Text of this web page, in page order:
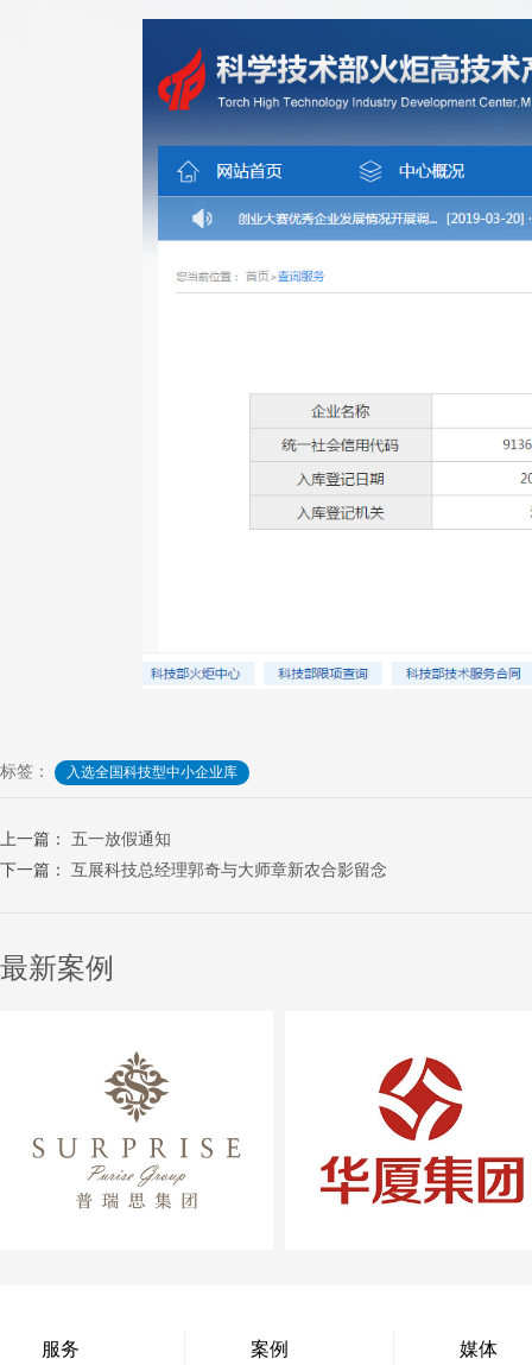
标签： 入选全国科技型中小企业库
上一篇： 五一放假通知
下一篇： 互展科技总经理郭奇与大师章新农合影留念
最新案例
吉安华厦投资（集团）
有限公司
江西省海外旅游总
服务 案例 媒体